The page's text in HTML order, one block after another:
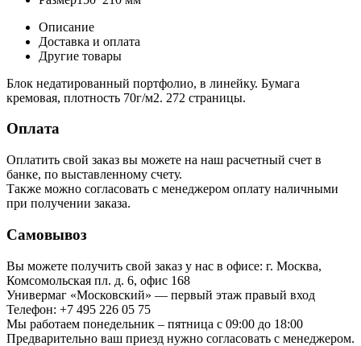
Описание
Доставка и оплата
Другие товары
Блок недатированный портфолио, в линейку. Бумага
кремовая, плотность 70г/м2. 272 страницы.
Оплата
Оплатить свой заказ вы можете на наш расчетный счет в
банке, по выставленному счету.
Также можно согласовать с менеджером оплату наличными
при получении заказа.
Самовывоз
Вы можете получить свой заказ у нас в офисе: г. Москва,
Комсомольская пл. д. 6, офис 168
Универмаг «Московский» — первый этаж правый вход
Телефон: +7 495 226 05 75
Мы работаем понедельник – пятница с 09:00 до 18:00
Предварительно ваш приезд нужно согласовать с менеджером.